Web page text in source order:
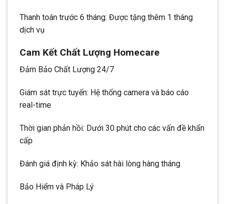
Thanh toán trước 6 tháng: Được tặng thêm 1 tháng
dịch vụ
Cam Kết Chất Lượng Homecare
Đảm Bảo Chất Lượng 24/7
Giám sát trực tuyến: Hệ thống camera và báo cáo
real-time
Thời gian phản hồi: Dưới 30 phút cho các vấn đề khẩn
cấp
Đánh giá định kỳ: Khảo sát hài lòng hàng tháng
Bảo Hiểm và Pháp Lý